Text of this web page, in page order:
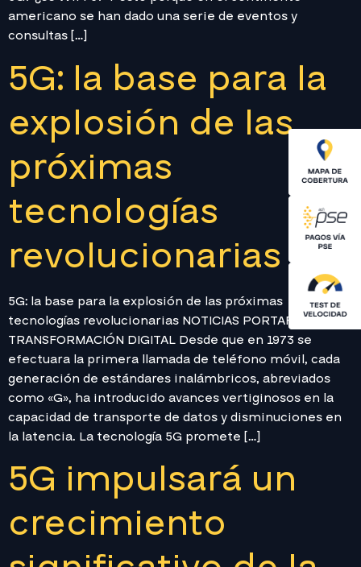
americano se han dado una serie de eventos y
consultas […]
5G: la base para la
explosión de las
próximas
tecnologías
revolucionarias
5G: la base para la explosión de las próximas
tecnologías revolucionarias NOTICIAS PORTAFOLIO
TRANSFORMACIÓN DIGITAL Desde que en 1973 se
efectuara la primera llamada de teléfono móvil, cada
generación de estándares inalámbricos, abreviados
como «G», ha introducido avances vertiginosos en la
capacidad de transporte de datos y disminuciones en
la latencia. La tecnología 5G promete […]
5G impulsará un
crecimiento